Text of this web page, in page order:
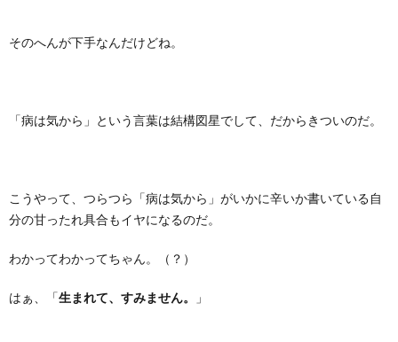
そのへんが下手なんだけどね。
「病は気から」という言葉は結構図星でして、だからきついのだ。
こうやって、つらつら「病は気から」がいかに辛いか書いている自
分の甘ったれ具合もイヤになるのだ。
わかってわかってちゃん。（？）
はぁ、「生まれて、すみません。 」